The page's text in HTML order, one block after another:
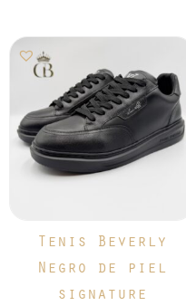
Tenis Beverly
Negro de piel
signature
producto
tiene
múltiples
variantes.
Las
opciones
elegir
en